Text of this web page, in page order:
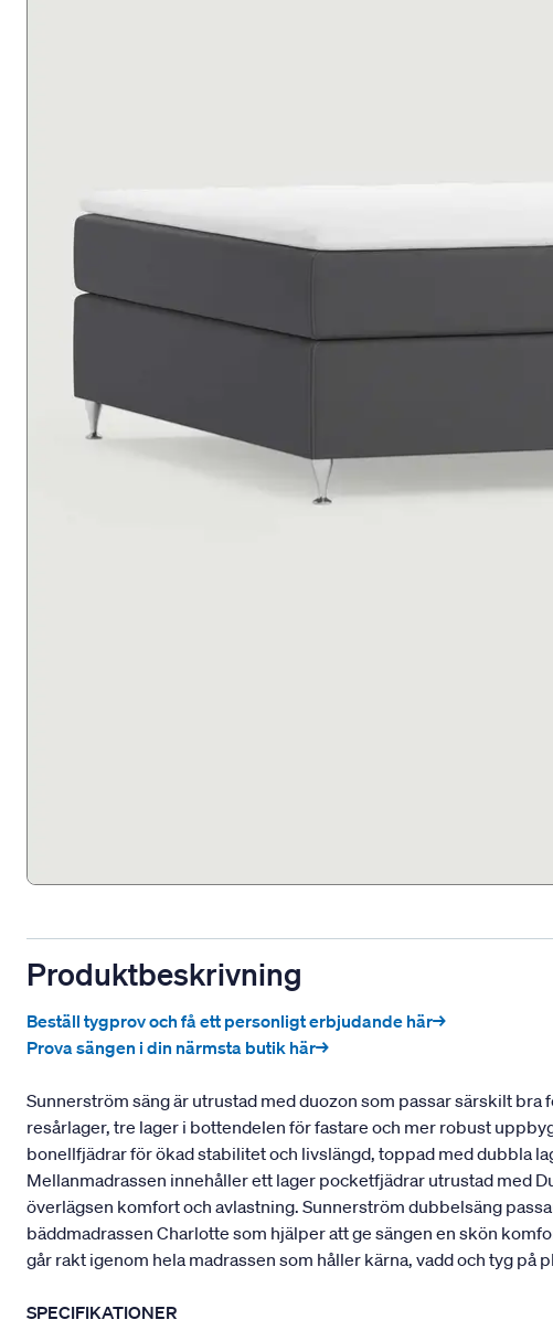
Produktbeskrivning
Beställ tygprov och få ett personligt erbjudande här→
Prova sängen i din närmsta butik här→
Sunnerström säng är utrustad med duozon som passar särskilt
resårlager, tre lager i bottendelen för fastare och mer robust
bonellfjädrar för ökad stabilitet och livslängd, toppad med dubbla
Mellanmadrassen innehåller ett lager pocketfjädrar utrustad med
överlägsen komfort och avlastning. Sunnerström dubbelsäng
bäddmadrassen Charlotte som hjälper att ge sängen en skön
går rakt igenom hela madrassen som håller kärna, vadd och tyg på
SPECIFIKATIONER